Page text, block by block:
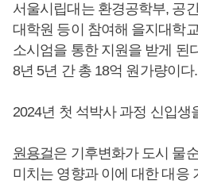
서울시립대는 환경공학부, 공
대학원 등이 참여해 을지대학
소시엄을 통한 지원을 받게 된
8년 5년 간 총 18억 원가량이다.
2024년 첫 석박사 과정 신입생
원용걸은 기후변화가 도시 물
미치는 영향과 이에 대한 대응